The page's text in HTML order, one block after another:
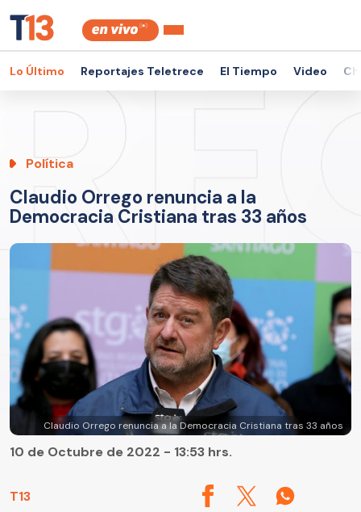
Lo Último Reportajes Teletrece El Tiempo Video
Política
Claudio Orrego renuncia a la
Democracia Cristiana tras 33 años
Claudio Orrego renuncia a la Democracia Cristiana tras 33 años
T13
10 de Octubre de 2022 - 13:53 hrs.